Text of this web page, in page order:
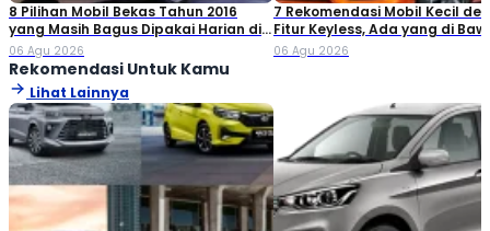
8 Pilihan Mobil Bekas Tahun 2016
yang Masih Bagus Dipakai Harian di
2026
06 Agu 2026
7 Rekomendasi Mobil Kecil
Fitur Keyless, Ada yang di
Rp80 Juta!
06 Agu 2026
Rekomendasi Untuk Kamu
Lihat Lainnya